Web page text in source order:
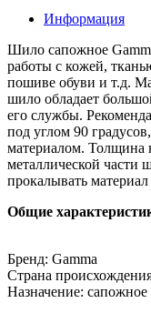
Информация
Шило сапожное
работы с кожей,
пошиве обуви и т.д.
шило обладает
его службы.
под углом 90
материалом. Толщина
металлической части
прокалывать
Общие
Бренд: Gamma
Страна
Назначение: сапожное